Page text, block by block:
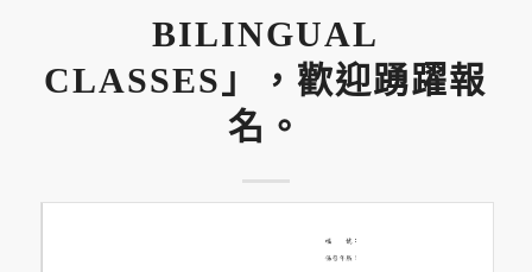
BILINGUAL
CLASSES」，歡迎踴躍報
名。